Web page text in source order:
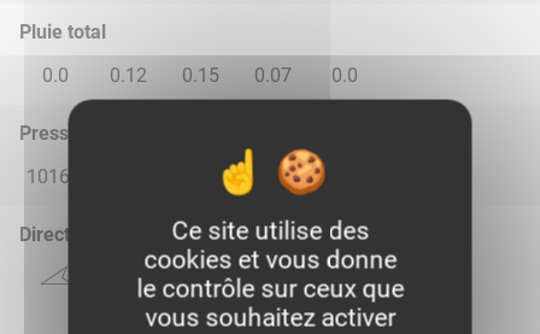
Pluie total
0.0
0.12 0.15 0.07 0.0
Pression atmosphérique (hPa)
1016.0
1015.0 1016.0 1016.0
Direction du vent
Ce site utilise des
cookies et vous donne
le contrôle sur ceux que
vous souhaitez activer